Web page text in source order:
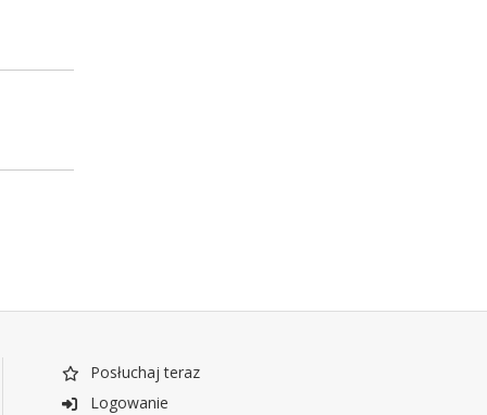
Posłuchaj teraz
Logowanie